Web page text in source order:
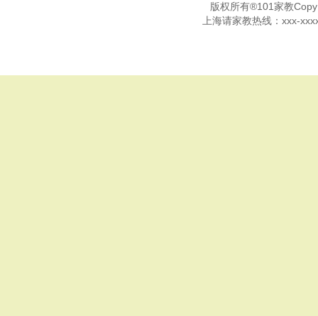
版权所有®101家教
上海请家教热线： xxx-